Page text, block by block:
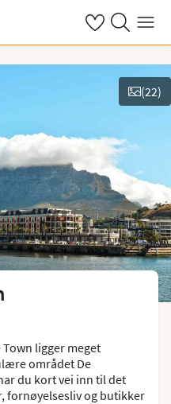
Se dine sparte
Søk påMeny
(22)
Town ligger meget
området De
du kort vei inn til det
fornøyelsesliv og butikker